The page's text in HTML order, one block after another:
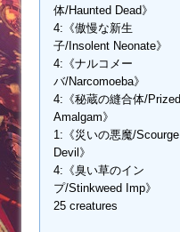
体/Haunted Dead》
4:《傲慢な新生
子/Insolent Neonate》
4:《ナルコメー
バ/Narcomoeba》
4:《秘蔵の縫合体/Prized
Amalgam》
1:《災いの悪魔/Scourge
Devil》
4:《臭い草のイン
プ/Stinkweed Imp》
25 creatures